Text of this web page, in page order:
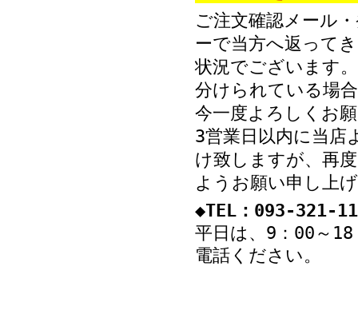
ご注文確認メール
ーで当方へ返って
状況でございます
分けられている場
今一度よろしくお
3営業日以内に当店
け致しますが、再
ようお願い申し上
◆TEL：093-321-
平日は、9：00～
電話ください。